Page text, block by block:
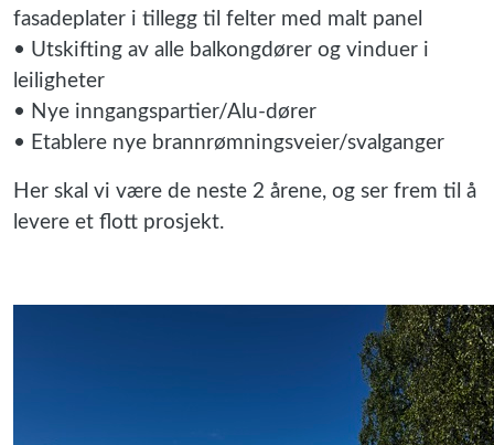
fasadeplater i tillegg til felter med malt panel
• Utskifting av alle balkongdører og vinduer i
leiligheter
• Nye inngangspartier/Alu-dører
• Etablere nye brannrømningsveier/svalganger
Her skal vi være de neste 2 årene, og ser frem til å
levere et flott prosjekt.